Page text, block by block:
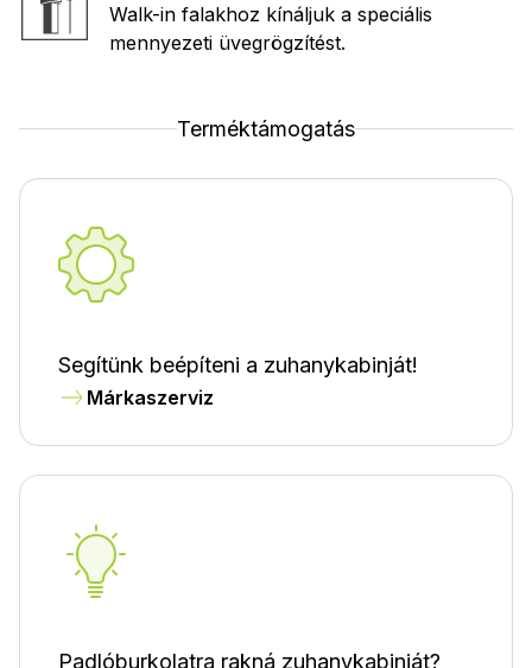
Walk-in falakhoz kínáljuk a speciális
mennyezeti üvegrögzítést.
Terméktámogatás
Segítünk beépíteni a zuhanykabinját!
Márkaszerviz
Padlóburkolatra rakná zuhanykabinját?